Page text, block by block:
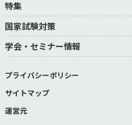
特集
国家試験対策
学会・セミナー情報
プライバシーポリシー
サイトマップ
運営元